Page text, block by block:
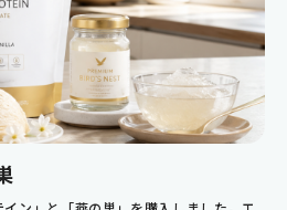
し切ったあと、大切な家
しいものを食べて、ゆった
。そんな「オンとオ
高いレベルで満たせてい
分にはとても心地いい